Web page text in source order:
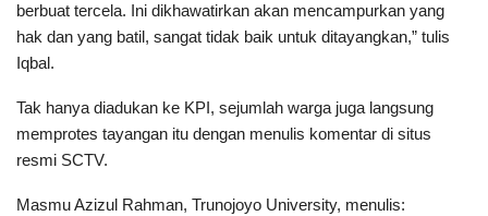
berbuat tercela. Ini dikhawatirkan akan mencampurkan yang
hak dan yang batil, sangat tidak baik untuk ditayangkan,” tulis
Iqbal.
Tak hanya diadukan ke KPI, sejumlah warga juga langsung
memprotes tayangan itu dengan menulis komentar di situs
resmi SCTV.
Masmu Azizul Rahman, Trunojoyo University, menulis: